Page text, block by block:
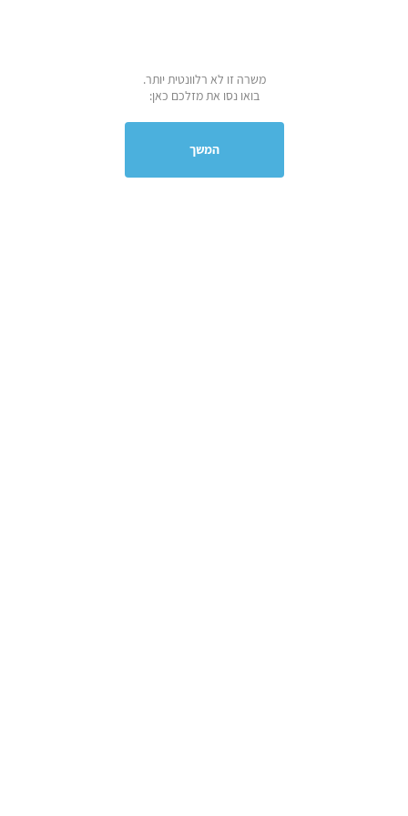
משרה זו לא רלוונטית יותר.
בואו נסו את מזלכם כאן:
המשך